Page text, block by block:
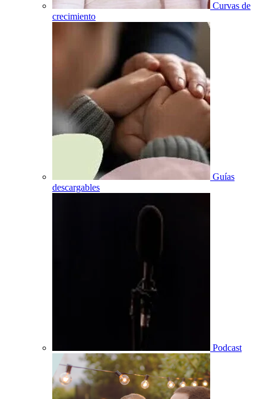
Curvas de
crecimiento
Guías
descargables
Podcast